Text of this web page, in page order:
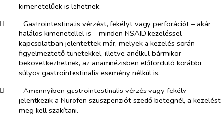
kimenetelűek is lehetnek.
​
Gastrointestinalis vérzést, fekélyt vagy perforációt – akár
halálos kimenetellel is – minden NSAID kezeléssel
kapcsolatban jelentettek már, melyek a kezelés során
figyelmeztető tünetekkel, illetve anélkül bármikor
bekövetkezhetnek, az anamnézisben előforduló korábbi
súlyos gastrointestinalis esemény nélkül is.
​
Amennyiben gastrointestinalis vérzés vagy fekély
jelentkezik a Nurofen szuszpenziót szedő betegnél, a kezelést
meg kell szakítani.